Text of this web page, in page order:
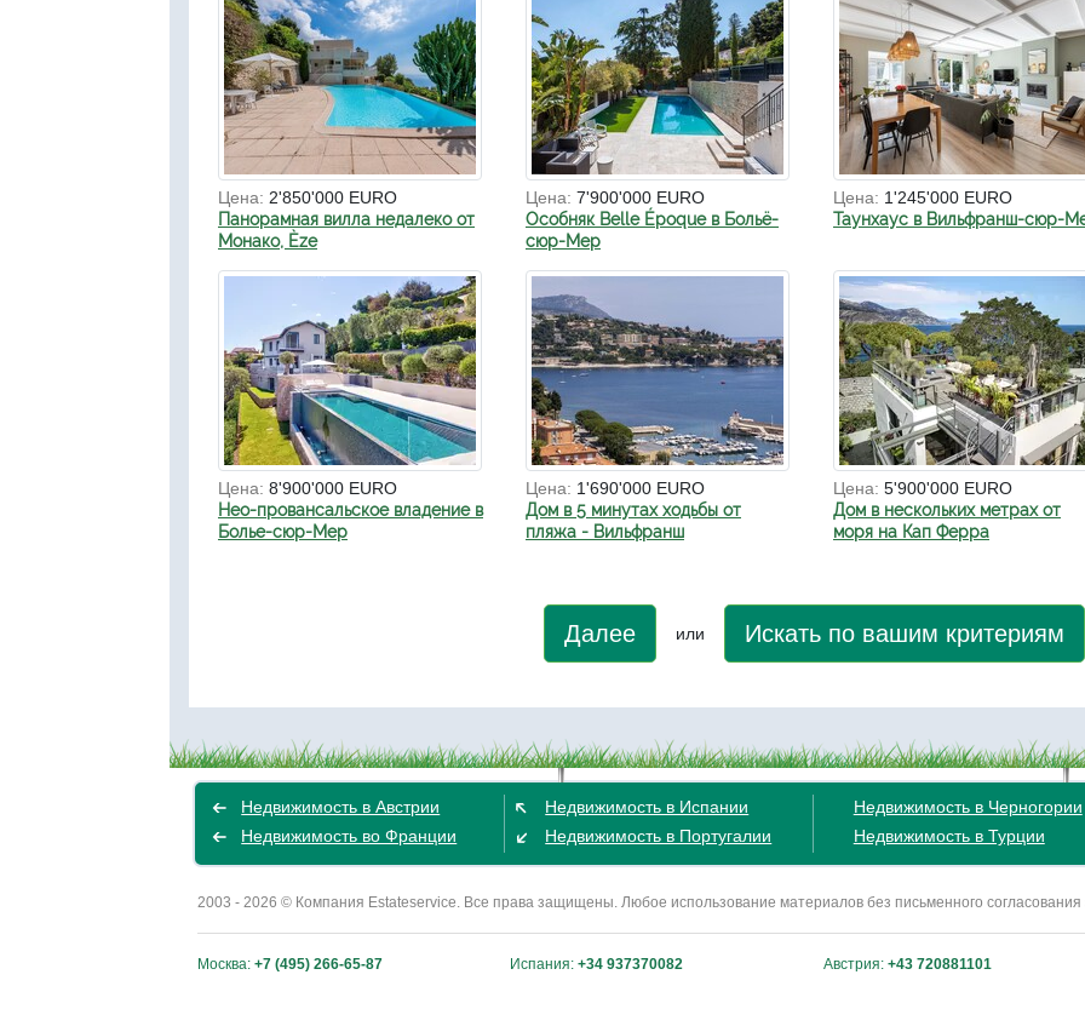
Цена: 2'850'000 EURO
Панорамная вилла недалеко от
Монако, Èze
Цена: 7'900'000 EURO
Особняк Belle Époque в Больё-
сюр-Мер
Цена: 1'245'000 EURO
Таунхаус в Вильфранш-сюр-
Цена: 8'900'000 EURO
Нео-провансальское владение в
Болье-сюр-Мер
Цена: 1'690'000 EURO
Дом в 5 минутах ходьбы от
пляжа - Вильфранш
Цена: 5'900'000 EURO
Дом в нескольких метрах от
моря на Кап Ферра
Далее или Искать по вашим критериям
Недвижимость в Австрии
Недвижимость во Франции
Недвижимость в Испании
Недвижимость в Португалии
Недвижимость в Черногории
Недвижимость в Турции
2003 - 2026 © Компания Estateservice. Все права защищены. Любое использование материалов без письменного
Москва: +7 (495) 266-65-87 Испания: +34 937370082 Австрия: +43 720881101